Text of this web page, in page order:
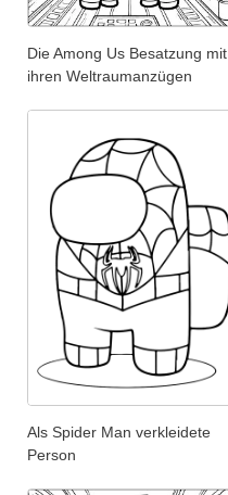
Die Among Us Besatzung mit
ihren Weltraumanzügen
Als Spider Man verkleidete
Person